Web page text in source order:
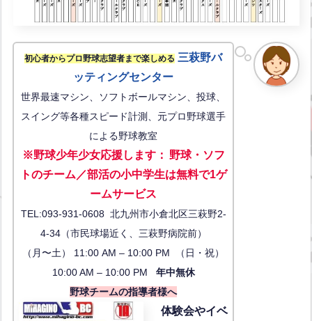
初心者からプロ野球志望者まで楽しめる 三萩野バ
ッティングセンター
世界最速マシン、ソフトボールマシン、投球、
スイング等各種スピード計測、元プロ野球選手
による野球教室
※野球少年少女応援します： 野球・ソフ
トのチーム／部活の小中学生は無料で1ゲ
ームサービス
TEL:093-931-0608 北九州市小倉北区三萩野2-
4-34（市民球場近く、三萩野病院前）
（月〜土） 11:00 AM – 10:00 PM （日・祝）
10:00 AM – 10:00 PM 年中無休
野球チームの指導者様へ
体験会やイベ